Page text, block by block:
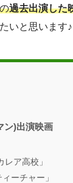
の過去出演した
いと思います♪
ン)出演映画
レア高校」
ーチャー」